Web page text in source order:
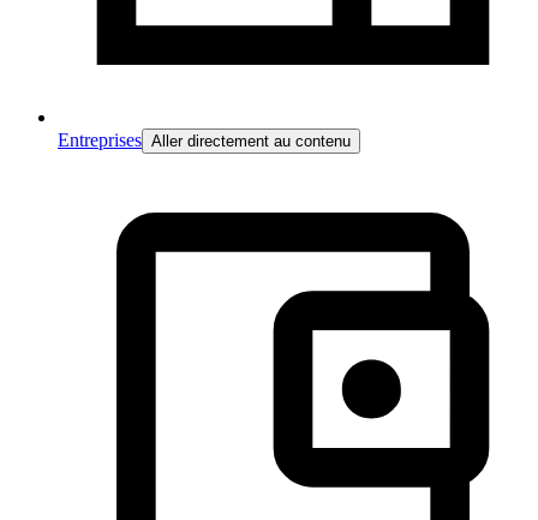
Entreprises Aller directement au contenu